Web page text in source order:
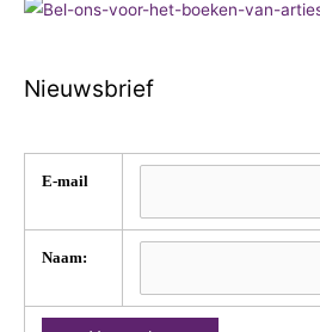
Nieuwsbrief
E-mail
Naam: